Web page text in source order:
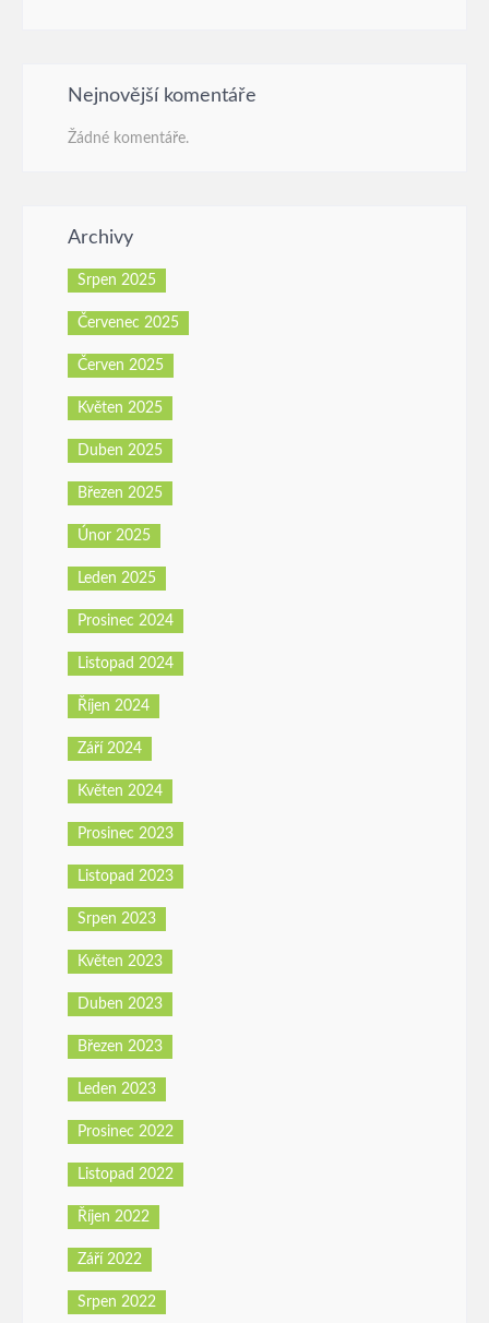
Nejnovější komentáře
Žádné komentáře.
Archivy
Srpen 2025
Červenec 2025
Červen 2025
Květen 2025
Duben 2025
Březen 2025
Únor 2025
Leden 2025
Prosinec 2024
Listopad 2024
Říjen 2024
Září 2024
Květen 2024
Prosinec 2023
Listopad 2023
Srpen 2023
Květen 2023
Duben 2023
Březen 2023
Leden 2023
Prosinec 2022
Listopad 2022
Říjen 2022
Září 2022
Srpen 2022